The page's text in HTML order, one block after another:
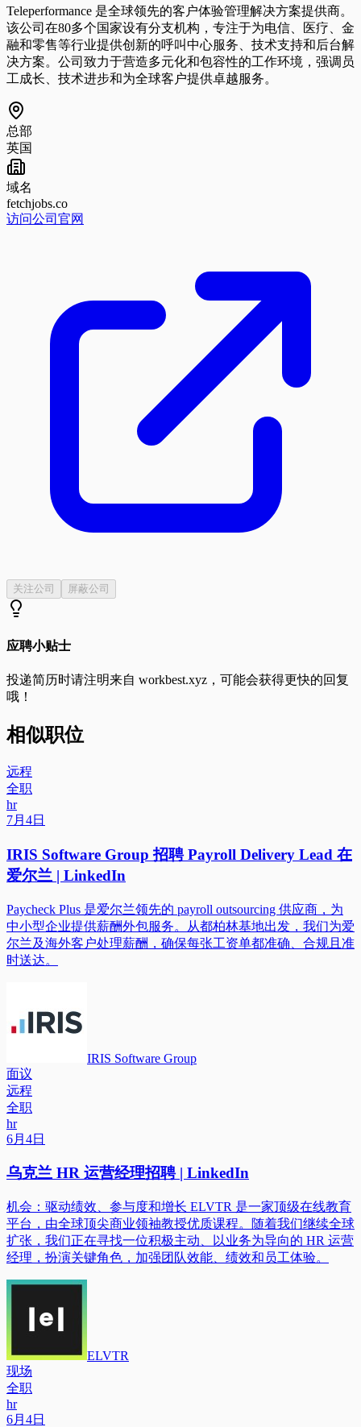
Teleperformance 是全球领先的客户体验管理解决方案提供商。
该公司在80多个国家设有分支机构，专注于为电信、医疗、金
融和零售等行业提供创新的呼叫中心服务、技术支持和后台解
决方案。公司致力于营造多元化和包容性的工作环境，强调员
工成长、技术进步和为全球客户提供卓越服务。
总部
英国
域名
fetchjobs.co
访问公司官网
关注公司 屏蔽公司
应聘小贴士
投递简历时请注明来自 workbest.xyz ，可能会获得更快的回复
哦！
相似职位
远程
全职
hr
7月4日
IRIS Software Group 招聘 Payroll Delivery Lead 在
爱尔兰 | LinkedIn
Paycheck Plus 是爱尔兰领先的 payroll outsourcing 供应商，为
中小型企业提供薪酬外包服务。从都柏林基地出发，我们为爱
尔兰及海外客户处理薪酬，确保每张工资单都准确、合规且准
时送达。
IRIS Software Group
面议
远程
全职
hr
6月4日
乌克兰 HR 运营经理招聘 | LinkedIn
机会：驱动绩效、参与度和增长 ELVTR 是一家顶级在线教育
平台，由全球顶尖商业领袖教授优质课程。随着我们继续全球
扩张，我们正在寻找一位积极主动、以业务为导向的 HR 运营
经理，扮演关键角色，加强团队效能、绩效和员工体验。
ELVTR
现场
全职
hr
6月4日